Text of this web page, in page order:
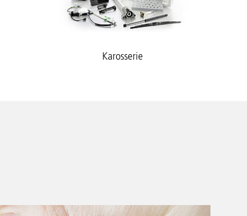
Karosserie